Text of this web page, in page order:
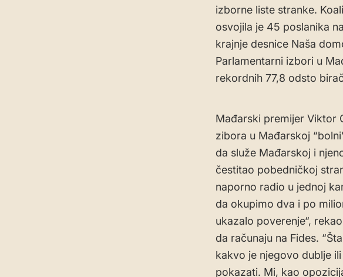
izborne liste stranke.
osvojila je 45 poslanika
krajnje desnice Naša
Parlamentarni izbori u
rekordnih 77,8 odsto
Mađarski premijer Viktor
zibora u Mađarskoj
da služe Mađarskoj i
čestitao pobedničkoj
naporno radio u jednoj
da okupimo dva i po
ukazalo poverenje“,
da računaju na Fides.
kakvo je njegovo dublje
pokazati. Mi, kao